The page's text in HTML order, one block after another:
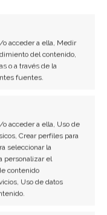
acceder a ella, Medir
del contenido,
o a través de la
fuentes.
acceder a ella, Uso de
Crear perfiles para
seleccionar la
personalizar el
contenido
Uso de datos
Díaz
tendencias de
→